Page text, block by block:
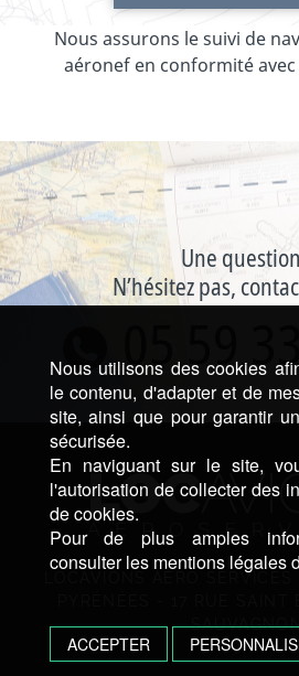
Nous assurons le suivi de
aéronef en conformité avec
Une
N’hésitez pas,
05 59
LOCAVIONS AÉRO SERVICES
Nous utilisons des cookies
le contenu, d'adapter et de
site, ainsi que pour garantir
sécurisée.
En naviguant sur le site,
l'autorisation de collecter des
de cookies.
Pour de plus amples
consulter les mentions légales
ACCEPTER